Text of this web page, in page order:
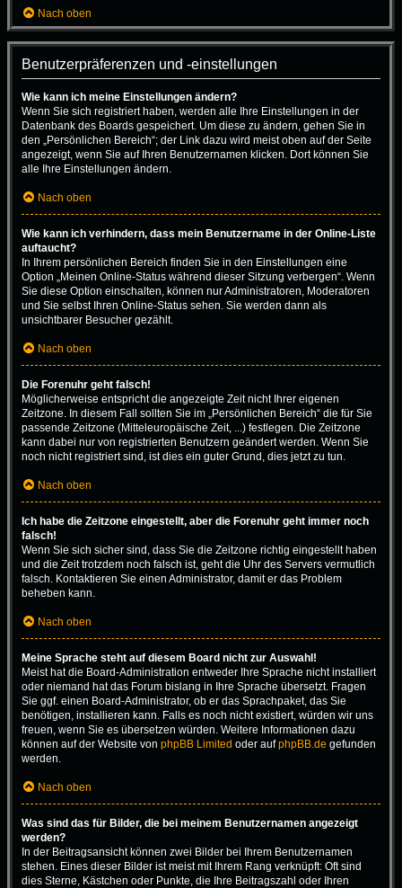
Nach oben
Benutzerpräferenzen und -einstellungen
Wie kann ich meine Einstellungen ändern?
Wenn Sie sich registriert haben, werden alle Ihre Einstellungen in der
Datenbank des Boards gespeichert. Um diese zu ändern, gehen Sie in
den „Persönlichen Bereich“; der Link dazu wird meist oben auf der Seite
angezeigt, wenn Sie auf Ihren Benutzernamen klicken. Dort können Sie
alle Ihre Einstellungen ändern.
Nach oben
Wie kann ich verhindern, dass mein Benutzername in der Online-Liste
auftaucht?
In Ihrem persönlichen Bereich finden Sie in den Einstellungen eine
Option „Meinen Online-Status während dieser Sitzung verbergen“. Wenn
Sie diese Option einschalten, können nur Administratoren, Moderatoren
und Sie selbst Ihren Online-Status sehen. Sie werden dann als
unsichtbarer Besucher gezählt.
Nach oben
Die Forenuhr geht falsch!
Möglicherweise entspricht die angezeigte Zeit nicht Ihrer eigenen
Zeitzone. In diesem Fall sollten Sie im „Persönlichen Bereich“ die für Sie
passende Zeitzone (Mitteleuropäische Zeit, ...) festlegen. Die Zeitzone
kann dabei nur von registrierten Benutzern geändert werden. Wenn Sie
noch nicht registriert sind, ist dies ein guter Grund, dies jetzt zu tun.
Nach oben
Ich habe die Zeitzone eingestellt, aber die Forenuhr geht immer noch
falsch!
Wenn Sie sich sicher sind, dass Sie die Zeitzone richtig eingestellt haben
und die Zeit trotzdem noch falsch ist, geht die Uhr des Servers vermutlich
falsch. Kontaktieren Sie einen Administrator, damit er das Problem
beheben kann.
Nach oben
Meine Sprache steht auf diesem Board nicht zur Auswahl!
Meist hat die Board-Administration entweder Ihre Sprache nicht installiert
oder niemand hat das Forum bislang in Ihre Sprache übersetzt. Fragen
Sie ggf. einen Board-Administrator, ob er das Sprachpaket, das Sie
benötigen, installieren kann. Falls es noch nicht existiert, würden wir uns
freuen, wenn Sie es übersetzen würden. Weitere Informationen dazu
können auf der Website von phpBB Limited oder aufphpBB.de gefunden
werden.
Nach oben
Was sind das für Bilder, die bei meinem Benutzernamen angezeigt
werden?
In der Beitragsansicht können zwei Bilder bei Ihrem Benutzernamen
stehen. Eines dieser Bilder ist meist mit Ihrem Rang verknüpft: Oft sind
dies Sterne, Kästchen oder Punkte, die Ihre Beitragszahl oder Ihren